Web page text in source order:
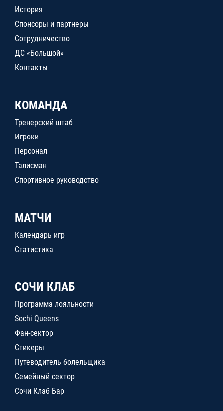
История
Спонсоры и партнеры
Сотрудничество
ДС «Большой»
Контакты
КОМАНДА
Тренерский штаб
Игроки
Персонал
Талисман
Спортивное руководство
МАТЧИ
Календарь игр
Статистика
СОЧИ КЛАБ
Программа лояльности
Sochi Queens
Фан-сектор
Стикеры
Путеводитель болельщика
Семейный сектор
Сочи Клаб Бар